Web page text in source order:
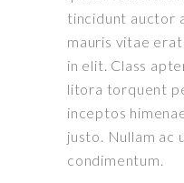
tincidunt auctor
mauris vitae
in elit. Class
litora torquent
inceptos
justo. Nullam ac
condimentum.